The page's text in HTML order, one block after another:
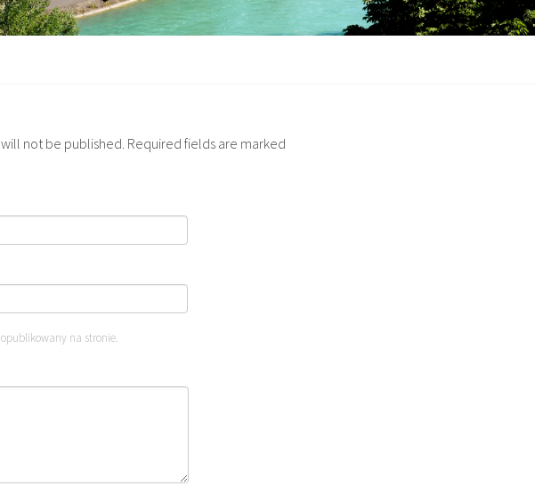
not be published. Required fields are marked
na stronie.